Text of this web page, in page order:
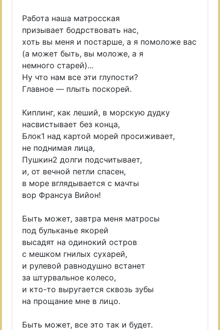
Работа наша матросская
призывает бодрствовать нас,
хоть вы меня и постарше, а я помоложе вас
(а может быть, вы моложе, а я
немного старей)...
Ну что нам все эти глупости?
Главное — плыть поскорей.
Киплинг, как леший, в морскую дудку
насвистывает без конца,
Блок1 над картой морей просиживает,
не поднимая лица,
Пушкин2 долги подсчитывает,
и, от вечной петли спасен,
в море вглядывается с мачты
вор Франсуа Вийон!
Быть может, завтра меня матросы
под бульканье якорей
высадят на одинокий остров
с мешком гнилых сухарей,
и рулевой равнодушно встанет
за штурвальное колесо,
и кто-то выругается сквозь зубы
на прощание мне в лицо.
Быть может, все это так и будет.